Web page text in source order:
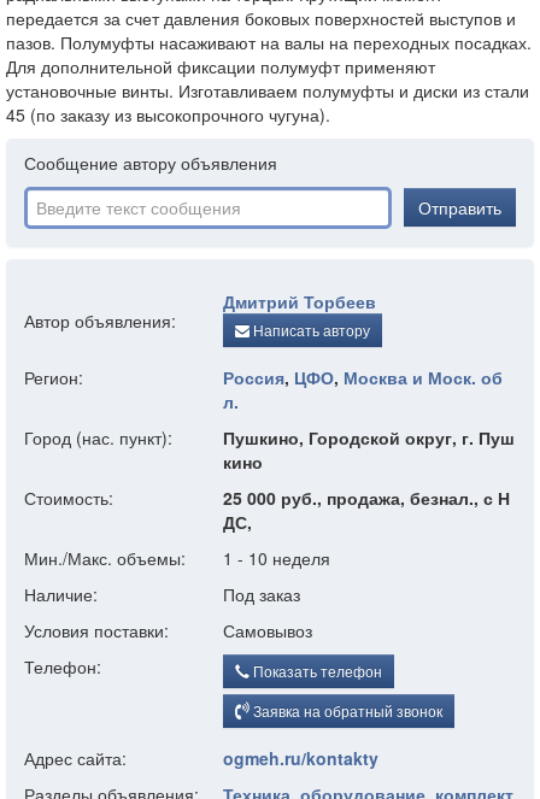
передается за счет давления боковых поверхностей выступов и
пазов. Полумуфты насаживают на валы на переходных посадках.
Для дополнительной фиксации полумуфт применяют
установочные винты. Изготавливаем полумуфты и диски из стали
45 (по заказу из высокопрочного чугуна).
Сообщение автору объявления
Отправить
Автор объявления:
Дмитрий Торбеев
Написать автору
Регион: Россия, ЦФО, Москва и Моск. об
л.
Город (нас. пункт):
Пушкино, Городской округ, г. Пуш
кино
Стоимость:
25 000 руб., продажа, безнал., с Н
ДС,
Мин./Макс. объемы:
1 - 10 неделя
Наличие:
Под заказ
Условия поставки:
Самовывоз
Телефон:
Показать телефон
Заявка на обратный звонок
Адрес сайта:
ogmeh.ru/kontakty
Разделы объявления:
Техника, оборудование, комплект